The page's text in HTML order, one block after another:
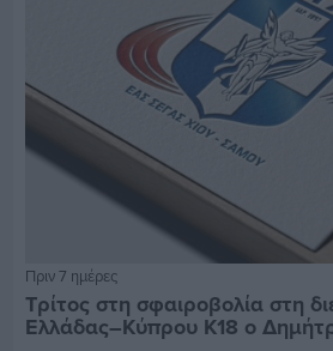
Πριν 7 ημέρες
Τρίτος στη σφαιροβολία στη
Ελλάδας–Κύπρου Κ18 ο